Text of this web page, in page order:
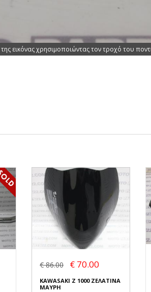
εικόνας χρησιμοποιώντας τον τροχό του
€ 86.00 € 70.00
KAWASAKI Z 1000 ΖΕΛΑΤΙΝΑ
ΜΑΥΡΗ